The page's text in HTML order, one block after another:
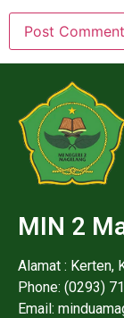
MIN 2
Alamat : Kerten,
Phone: (0293)
Email: